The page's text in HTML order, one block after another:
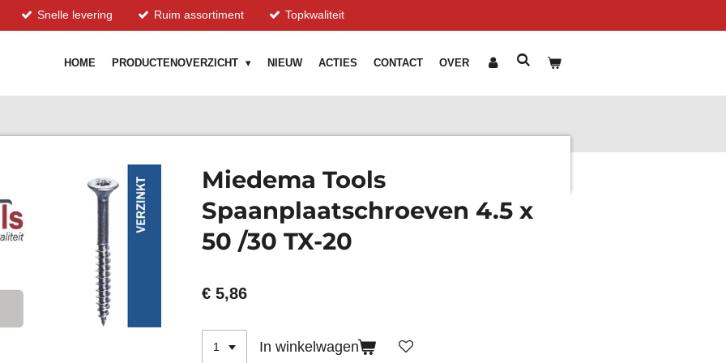
Snelle levering Ruim assortiment Topkwaliteit
HOME PRODUCTENOVERZICHT NIEUW ACTIES CONTACT OVER
Miedema Tools
Spaanplaatschroeven 4.5 x
50 /30 TX-20
€ 5,86
In winkelwagen